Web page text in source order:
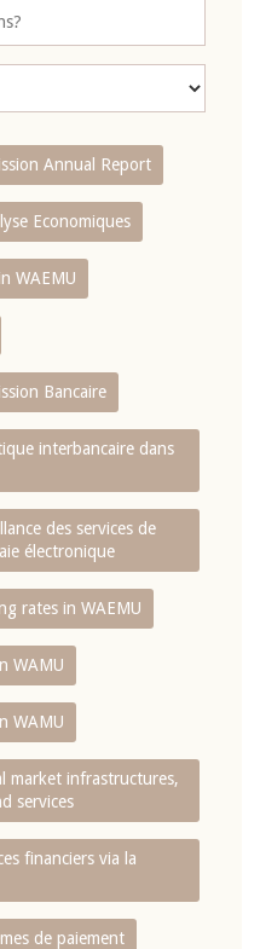
Annual Report
Economiques
WAEMU
Bancaire
interbancaire dans
des services de
électronique
rates in WAEMU
WAMU
WAMU
market infrastructures,
services
financiers via la
de paiement